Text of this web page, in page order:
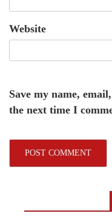
Website
Save my name,
the next time I